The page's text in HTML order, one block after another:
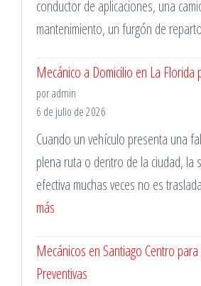
conductor de aplicaciones, una
mantenimiento, un furgón de
Mecánico a Domicilio en La Florida
por admin
6 de julio de 2026
Cuando un vehículo presenta una
plena ruta o dentro de la ciudad, la
efectiva muchas veces no es
más
a
Domicilio
Mecánicos en Santiago Centro
Preventivas